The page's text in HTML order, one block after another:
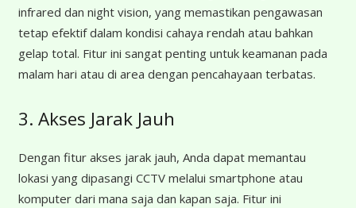
infrared dan night vision, yang memastikan pengawasan
tetap efektif dalam kondisi cahaya rendah atau bahkan
gelap total. Fitur ini sangat penting untuk keamanan pada
malam hari atau di area dengan pencahayaan terbatas.
3. Akses Jarak Jauh
Dengan fitur akses jarak jauh, Anda dapat memantau
lokasi yang dipasangi CCTV melalui smartphone atau
komputer dari mana saja dan kapan saja. Fitur ini